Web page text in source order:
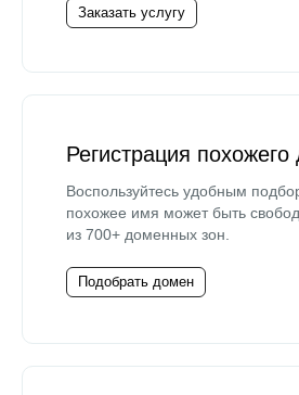
Заказать услугу
Регистрация
Воспользуйтесь удобным
похожее имя может быть
из 700+ доменных зон.
Подобрать домен